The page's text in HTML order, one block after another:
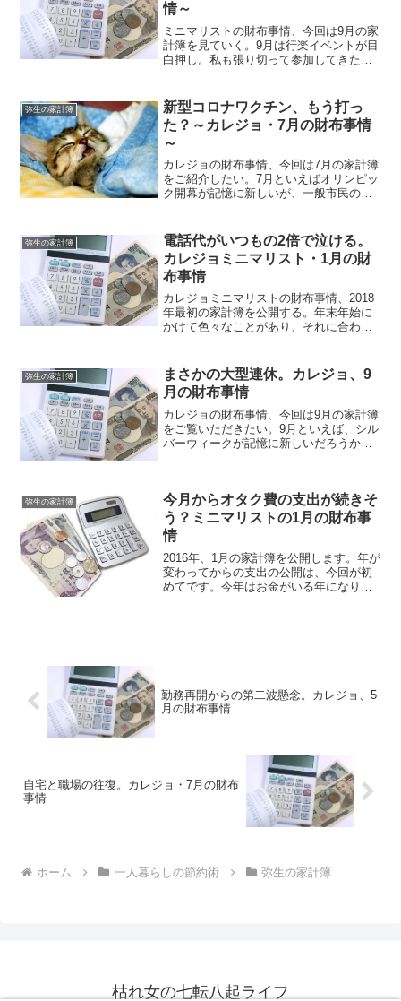
情～
ミニマリストの財布事情、今回は9月の家
計簿を見ていく。9月は行楽イベントが目
白押し。私も張り切って参加してきた
合計4,750円5.41%食料品4,218円4.81%
外...
弥生の家計簿
新型コロナワクチン、もう打っ
た？～カレジョ・7月の財布事情
～
カレジョの財布事情、今回は7月の家計簿
をご紹介したい。7月といえばオリンピッ
ク開幕が記憶に新しいが、一般市民の私
質の私は、期間中も喜々として引きこも
っていた。そんな浮か...
弥生の家計簿
電話代がいつもの2倍で泣ける。
カレジョミニマリスト・1月の財
布事情
カレジョミニマリストの財布事情、2018
年最初の家計簿を公開する。年末年始に
かけて色々なことがあり、それに合わせ
分の支出が増えたのか、ご覧いただきた
い。支出の概要まず、支...
弥生の家計簿
まさかの大型連休。カレジョ、9
月の財布事情
カレジョの財布事情、今回は9月の家計簿
をご覧いただきたい。9月といえば、シル
バーウィークが記憶に新しいだろうか。8
ずは支出の概要か...
弥生の家計簿
今月からオタク費の支出が続きそ
う？ミニマリストの1月の財布事
情
2016年、1月の家計簿を公開します。年が
変わってからの支出の公開は、今回が初
めてです。今年はお金がいる年になりそ
勤務再開からの第二波懸念。カレジョ、5
月の財布事情
自宅と職場の往復。カレジョ・7月の財布
事情
ホーム 一人暮らしの節約術 弥生の家計簿
枯れ女の七転八起ライフ